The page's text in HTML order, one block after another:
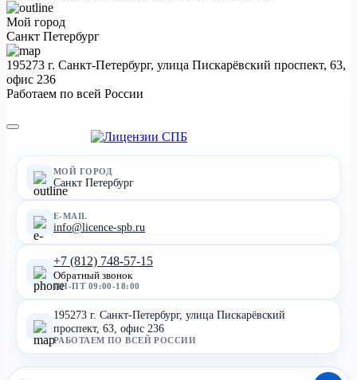
Мой город
Санкт Петербург
195273 г. Санкт-Петербург, улица Пискарёвский проспект, 63,
офис 236
Работаем по всей России
МОЙ ГОРОД
Санкт Петербург
E-MAIL
info@licence-spb.ru
+7 (812) 748-57-15
Обратный звонок
ПН-ПТ 09:00-18:00
195273 г. Санкт-Петербург, улица Пискарёвский
проспект, 63, офис 236
РАБОТАЕМ ПО ВСЕЙ РОССИИ